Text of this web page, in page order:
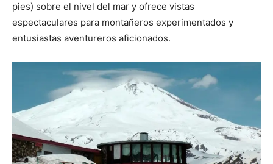
pies) sobre el nivel del mar y ofrece vistas
espectaculares para montañeros experimentados y
entusiastas aventureros aficionados.